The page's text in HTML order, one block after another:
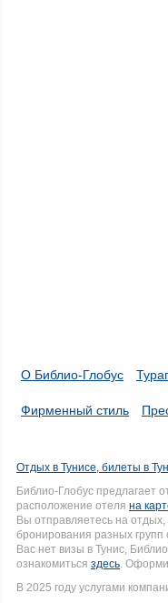
О Библио-Глобус
Фирменный стиль
Отдых в Тунисе, билеты в
Библио-Глобус предлагает
расположение отеля на
Вы отправляетесь на
бронирования разных
Вас нет визы в Тунис,
ознакомиться здесь.
В 2025 году услугами